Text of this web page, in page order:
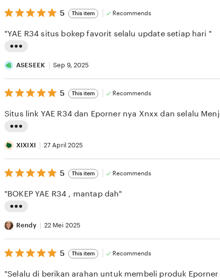
5
out
stars
5 This item Recommends
i
s
t
n
r
e
v
e
b
y
A
"YAE R34 situs bokep favorit selalu update setiap hari "
ASESEEK Sep 9, 2025
5
out
5
stars
5 This item Recommends
i
s
t
n
r
e
v
Situs link YAE R34 dan Eporner nya Xnxx dan selalu
XIXIXI 27 April 2025
5
out
5
stars
5 This item Recommends
i
s
t
"BOKEP YAE R34 , mantap dah"
Rendy 22 Mei 2025
5
out
5 This item Recommends
"Selalu di berikan arahan untuk membeli produk Eporner